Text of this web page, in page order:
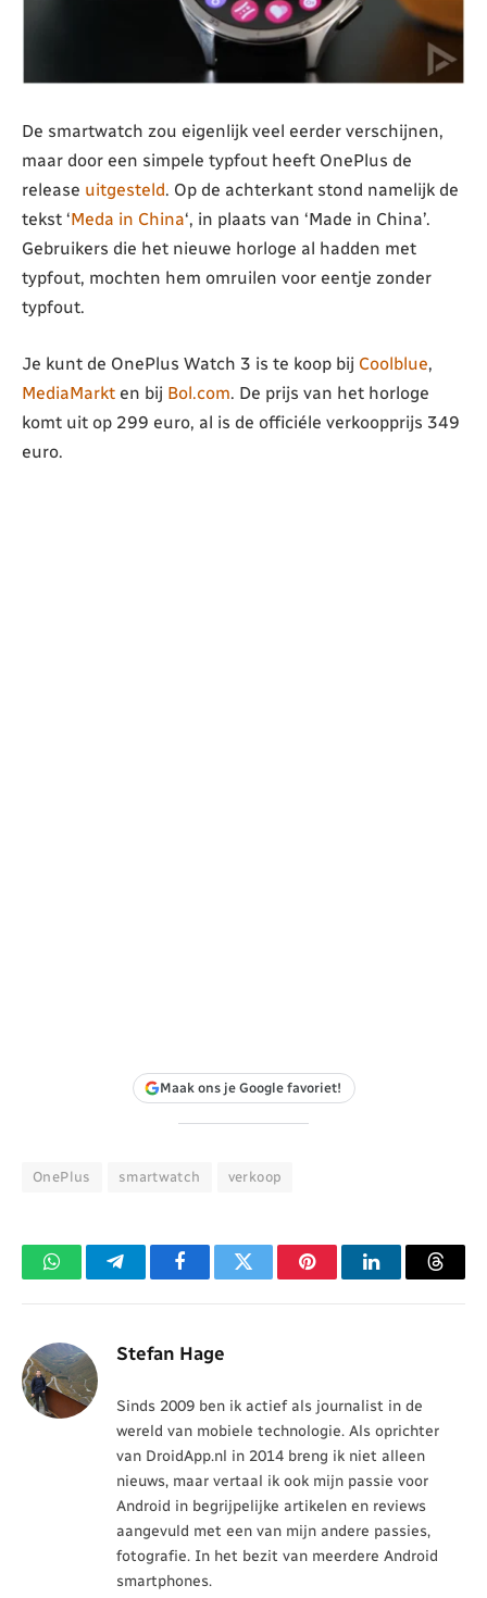
De smartwatch zou eigenlijk veel eerder verschijnen,
maar door een simpele typfout heeft OnePlus de
release uitgesteld. Op de achterkant stond namelijk de
tekst ‘Meda in China‘, in plaats van ‘Made in China’.
Gebruikers die het nieuwe horloge al hadden met
typfout, mochten hem omruilen voor eentje zonder
typfout.
Je kunt de OnePlus Watch 3 is te koop bij Coolblue,
MediaMarkt en bij Bol.com. De prijs van het horloge
komt uit op 299 euro, al is de officiéle verkoopprijs 349
euro.
Maak ons je Google favoriet!
OnePlus smartwatch verkoop
WhatsAppTelegramFacebookTwitter PinterestLinkedIn
Stefan Hage
Sinds 2009 ben ik actief als journalist in de
wereld van mobiele technologie. Als oprichter
van DroidApp.nl in 2014 breng ik niet alleen
nieuws, maar vertaal ik ook mijn passie voor
Android in begrijpelijke artikelen en reviews
aangevuld met een van mijn andere passies,
fotografie. In het bezit van meerdere Android
smartphones.